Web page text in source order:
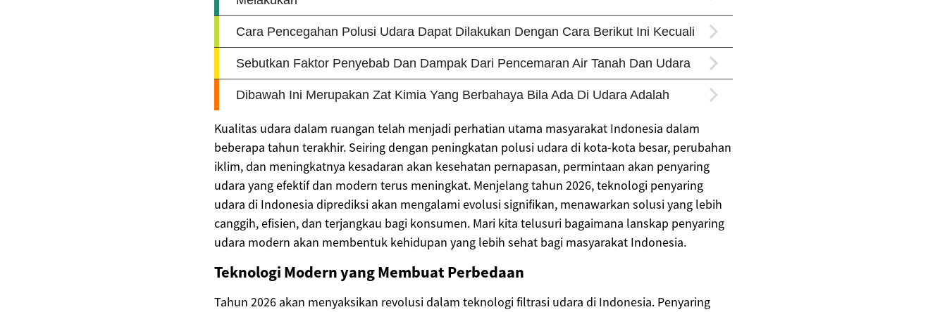
Kualitas udara dalam ruangan telah menjadi perhatian utama masyarakat Indonesia dalam
beberapa tahun terakhir. Seiring dengan peningkatan polusi udara di kota-kota besar, perubahan
iklim, dan meningkatnya kesadaran akan kesehatan pernapasan, permintaan akan penyaring
udara yang efektif dan modern terus meningkat. Menjelang tahun 2026, teknologi penyaring
udara di Indonesia diprediksi akan mengalami evolusi signifikan, menawarkan solusi yang lebih
canggih, efisien, dan terjangkau bagi konsumen. Mari kita telusuri bagaimana lanskap penyaring
udara modern akan membentuk kehidupan yang lebih sehat bagi masyarakat Indonesia.
Teknologi Modern yang Membuat Perbedaan
Tahun 2026 akan menyaksikan revolusi dalam teknologi filtrasi udara di Indonesia. Penyaring